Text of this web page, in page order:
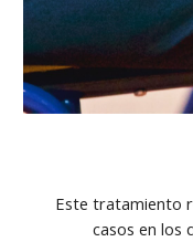
Este tratamiento
casos en los